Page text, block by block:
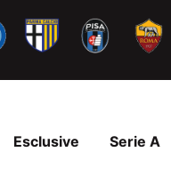
Esclusive Serie A